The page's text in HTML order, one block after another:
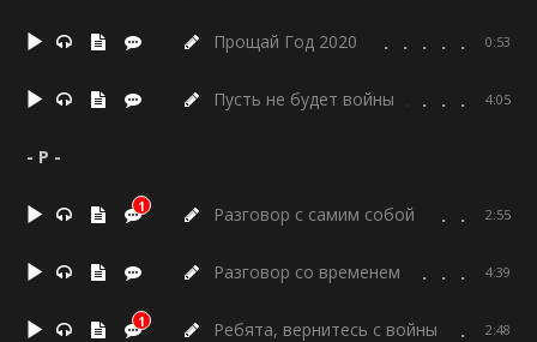
Прощай Год 2020 0:53
Пусть не будет войны 4:05
- Р -
1 Разговор с самим собой 2:55
Разговор со временем 4:39
1 Ребята, вернитесь с войны 2:48